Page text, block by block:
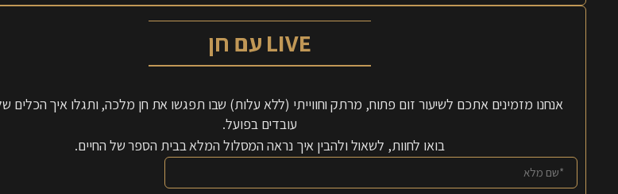
LIVE עם חן
עובדים בפועל.
בואו לחוות, לשאול ולהבין איך נראה המסלול המלא בבית הספר של החיים.